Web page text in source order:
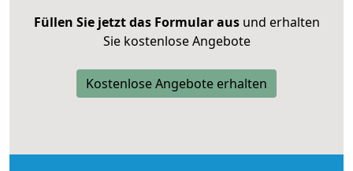
Füllen Sie jetzt das Formular ausund erhalten
Sie kostenlose Angebote
Kostenlose Angebote erhalten